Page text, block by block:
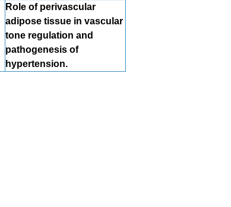
Role of perivascular
adipose tissue in vascular
tone regulation and
pathogenesis of
hypertension.